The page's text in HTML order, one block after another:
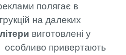
полягає в
на далеких
виготовлені у
особливо привертають